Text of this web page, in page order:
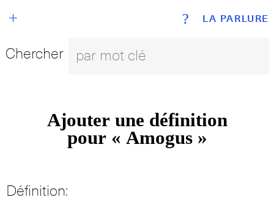
LA PARLURE
+ ?
Chercher
Ajouter une définition
pour « Amogus »
Définition: